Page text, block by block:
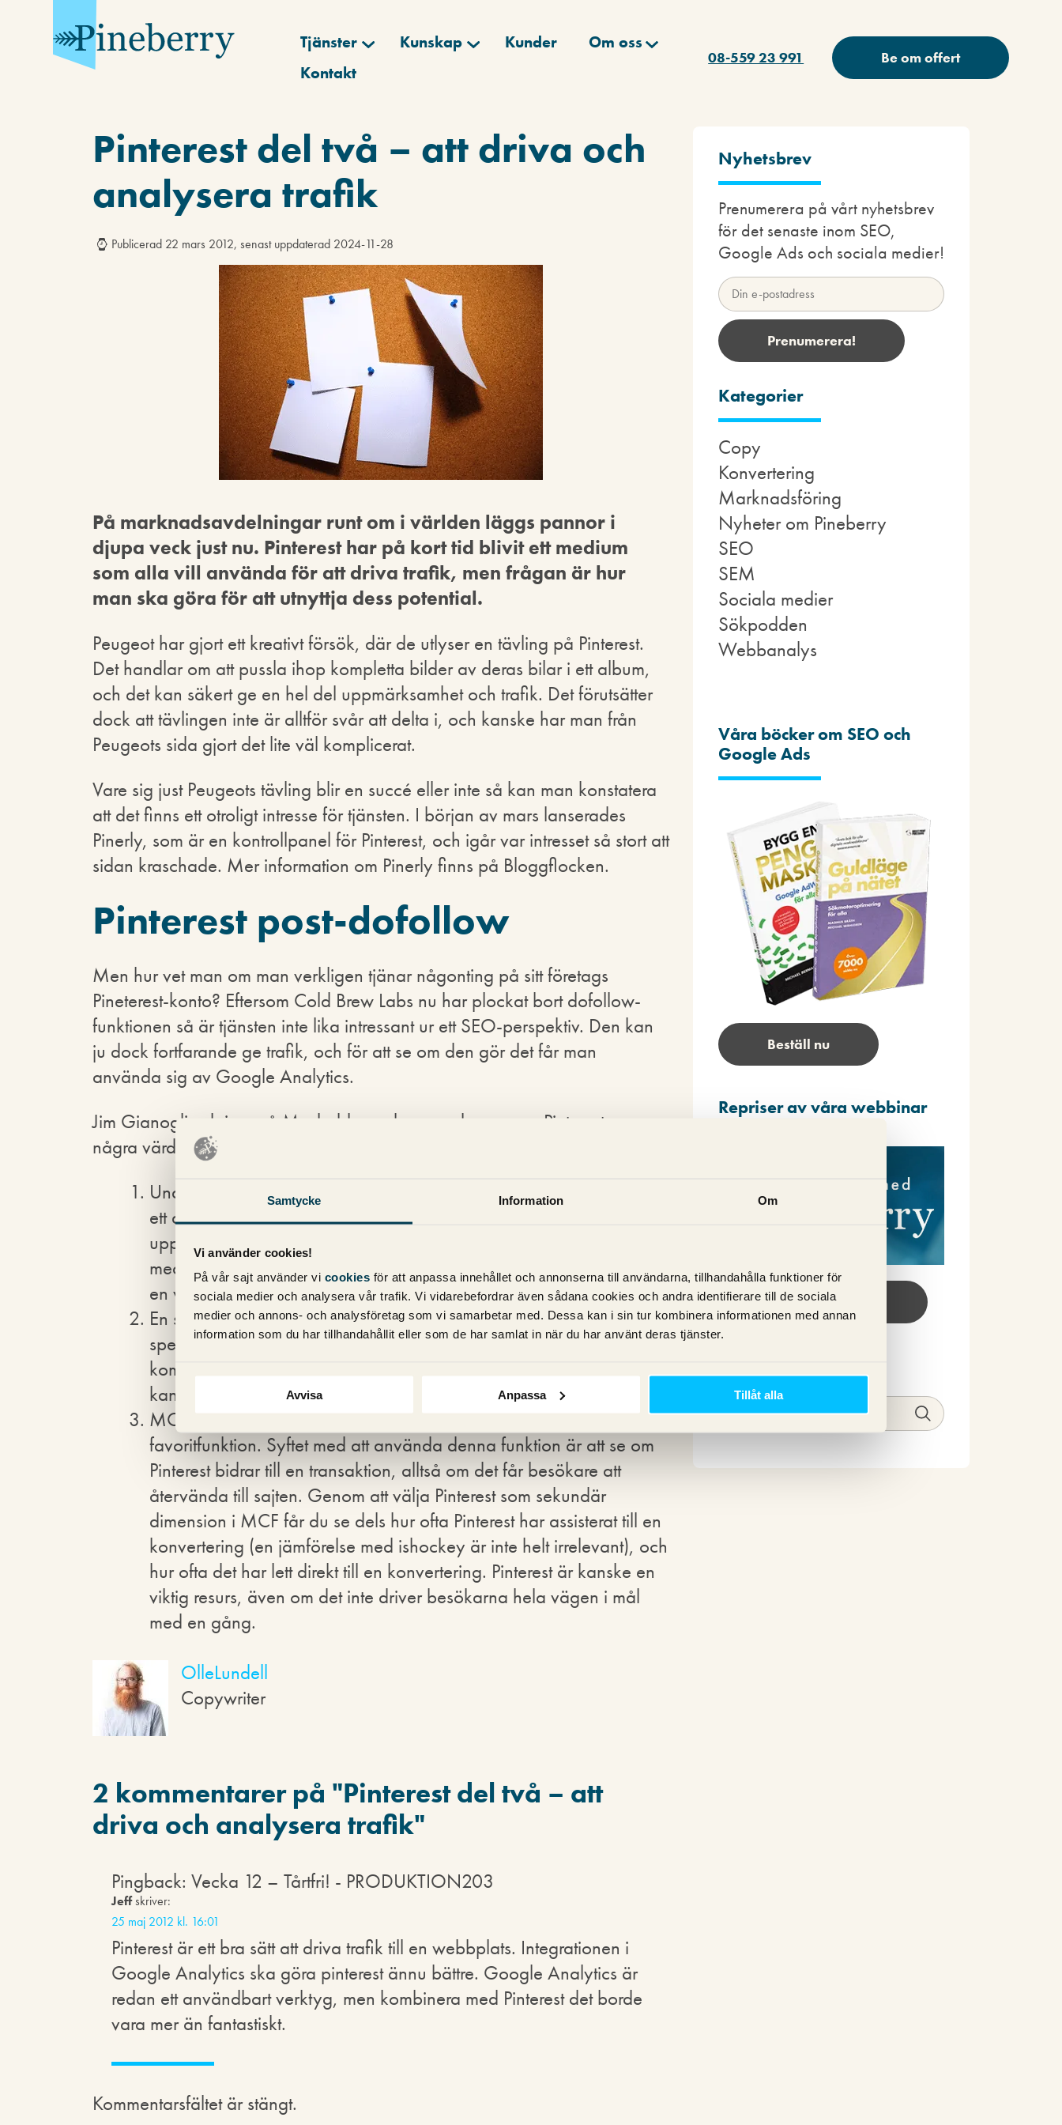
Samtycke Information Om
Vi använder cookies!
På vår sajt använder vi cookies för att anpassa innehållet och annonserna till användarna, tillhandahålla funktioner för
sociala medier och analysera vår trafik. Vi vidarebefordrar även sådana cookies och andra identifierare till de sociala
medier och annons- och analysföretag som vi samarbetar med. Dessa kan i sin tur kombinera informationen med annan
information som du har tillhandahållit eller som de har samlat in när du har använt deras tjänster.
Avvisa Anpassa Tillåt alla
Tjänster Kunskap Kunder
Om oss
Kontakt
08-559 23 991 Be om offert
Pinterest del två – att driva och
analysera trafik
Publicerad 22 mars 2012, senast uppdaterad 2024-11-28
På marknadsavdelningar runt om i världen läggs pannor i
djupa veck just nu. Pinterest har på kort tid blivit ett medium
som alla vill använda för att driva trafik, men frågan är hur
man ska göra för att utnyttja dess potential.
Peugeot har gjort ett kreativt försök, där de utlyser en tävling på Pinterest.
Det handlar om att pussla ihop kompletta bilder av deras bilar i ett album,
och det kan säkert ge en hel del uppmärksamhet och trafik. Det förutsätter
dock att tävlingen inte är alltför svår att delta i, och kanske har man från
Peugeots sida gjort det lite väl komplicerat.
Vare sig just Peugeots tävling blir en succé eller inte så kan man konstatera
att det finns ett otroligt intresse för tjänsten. I början av mars lanserades
Pinerly, som är en kontrollpanel för Pinterest, och igår var intresset så stort att
sidan kraschade. Mer information om Pinerly finns på Bloggflocken.
Pinterest post-dofollow
Men hur vet man om man verkligen tjänar någonting på sitt företags
Pineterest-konto? Eftersom Cold Brew Labs nu har plockat bort dofollow-
funktionen så är tjänsten inte lika intressant ur ett SEO-perspektiv. Den kan
ju dock fortfarande ge trafik, och för att se om den gör det får man
använda sig av Google Analytics.
Jim Gianoglio skriver på Mashable om hur man kan se om Pinterest ger
några värdefulla referrals. Det finns tre sätt att se detta.
Under Referrals letar man upp Pinterest, och sedan kan man skapa
ett avancerat segment för enbart Pinterest-trafik. Har man mål
uppsatta kan man mäta Pinterests grad av måluppfyllelse jämfört
med andra sidor. Detta är framför allt intressant för den som driver
en webbshop. Lönar det sig att vara aktiv på Pinterest?
En skräddarsydd rapport (custom report) som visar exempelvis vilka
specifika pins (alltså enskilda poster) som driver trafik till sajten, i
kombination med andra saker som du kan vilja veta. Rapporterna
kan sedan exporteras till Dashboards.
MCF – Multi-Channel Funnels – är många Analytics-användares
favoritfunktion. Syftet med att använda denna funktion är att se om
Pinterest bidrar till en transaktion, alltså om det får besökare att
återvända till sajten. Genom att välja Pinterest som sekundär
dimension i MCF får du se dels hur ofta Pinterest har assisterat till en
konvertering (en jämförelse med ishockey är inte helt irrelevant), och
hur ofta det har lett direkt till en konvertering. Pinterest är kanske en
viktig resurs, även om det inte driver besökarna hela vägen i mål
med en gång.
OlleLundell
Copywriter
2 kommentarer på "Pinterest del två – att
driva och analysera trafik"
Pingback: Vecka 12 – Tårtfri! - PRODUKTION203
Jeffskriver:
25 maj 2012 kl. 16:01
Pinterest är ett bra sätt att driva trafik till en webbplats. Integrationen i
Google Analytics ska göra pinterest ännu bättre. Google Analytics är
redan ett användbart verktyg, men kombinera med Pinterest det borde
vara mer än fantastiskt.
Kommentarsfältet är stängt.
Nyhetsbrev
Prenumerera på vårt nyhetsbrev
för det senaste inom SEO,
Google Ads och sociala medier!
Kategorier
Copy
Konvertering
Marknadsföring
Nyheter om Pineberry
SEO
SEM
Sociala medier
Sökpodden
Webbanalys
Våra böcker om SEO och
Google Ads
Beställ nu
Repriser av våra webbinar
Se webbinar här!